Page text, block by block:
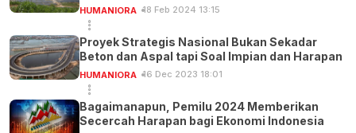
HUMANIORA 18 Feb 2024 13:15
Proyek Strategis Nasional Bukan Sekadar
Beton dan Aspal tapi Soal Impian dan Harapan
HUMANIORA 16 Dec 2023 18:01
Bagaimanapun, Pemilu 2024 Memberikan
Secercah Harapan bagi Ekonomi Indonesia